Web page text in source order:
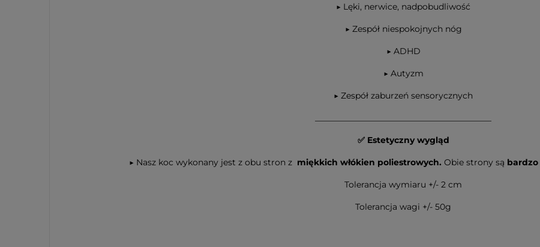
▶ Lęki, nerwice, nadpobudliwość
▶ Zespół niespokojnych nóg
▶ ADHD
▶ Autyzm
▶ Zespół zaburzeń sensorycznych
✅ Estetyczny wygląd
▶ Nasz koc wykonany jest z obu stron z miękkich włókien poliestrowych. Obie strony są
Tolerancja wymiaru +/- 2 cm
Tolerancja wagi +/- 50g